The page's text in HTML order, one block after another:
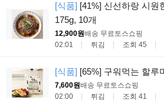
[식품] [41%] 신선하랑 시원
175g, 10개
12,900원배송 무료토스쇼핑
02:01
튀김 조회 45
[식품] [65%] 구워먹는 할루
7,600원배송 무료토스쇼핑
02:00
튀김 조회 41